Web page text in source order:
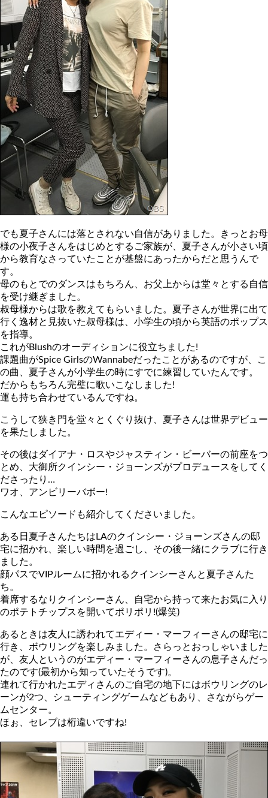
でも夏子さんには落とされない自信がありました。きっとお母
様の小夜子さんをはじめとするご家族が、夏子さんが小さい頃
から教育なさっていたことが基盤にあったからだと思うんで
す。
母のもとでのダンスはもちろん、お父上からは堂々とする自信
を受け継ぎました。
叔母様からは歌を教えてもらいました。夏子さんが世界に出て
行く逸材と見抜いた叔母様は、小学生の頃から英語のポップス
を指導。
これがBlushのオーディションに役立ちました!
課題曲がSpice GirlsのWannabeだったことがあるのですが、こ
の曲、夏子さんが小学生の時にすでに練習していたんです。
だからもちろん完璧に歌いこなしました!
運も持ち合わせているんですね。
こうして狭き門を堂々とくぐり抜け、夏子さんは世界デビュー
を果たしました。
その後はダイアナ・ロスやジャスティン・ビーバーの前座をつ
とめ、大御所クインシー・ジョーンズがプロデュースをしてく
ださったり…
ワオ、アンビリーバボー!
こんなエピソードも紹介してくださいました。
ある日夏子さんたちはLAのクインシー・ジョーンズさんの邸
宅に招かれ、楽しい時間を過ごし、その後一緒にクラブに行き
ました。
顔パスでVIPルームに招かれるクインシーさんと夏子さんた
ち。
着席するなりクインシーさん、自宅から持って来たお気に入り
のポテトチップスを開いてポリポリ!(爆笑)
あるときは友人に誘われてエディー・マーフィーさんの邸宅に
行き、ボウリングを楽しみました。さらっとおっしゃいました
が、友人というのがエディー・マーフィーさんの息子さんだっ
たのです(最初から知っていたそうです)。
連れて行かれたエディさんのご自宅の地下にはボウリングのレ
ーンが2つ、シューティングゲームなどもあり、さながらゲー
ムセンター。
ほぉ、セレブは桁違いですね!